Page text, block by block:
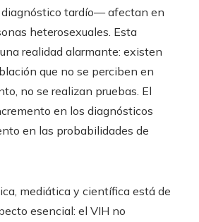
tardío— afectan en
heterosexuales. Esta
realidad alarmante: existen
que no se perciben en
no se realizan pruebas. El
en los diagnósticos
en las probabilidades de
mediática y científica está de
esencial: el VIH no